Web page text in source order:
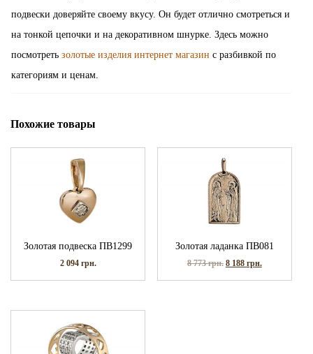
подвески доверяйте своему вкусу. Он будет отлично смотреться и
на тонкой цепочки и на декоративном шнурке. Здесь можно
посмотреть золотые изделия интернет магазин с разбивкой по
категориям и ценам.
Похожие товары
Золотая подвеска ПВ1299
2 094 грн.
Золотая ладанка ПВ081
8 773грн. 8 188 грн.